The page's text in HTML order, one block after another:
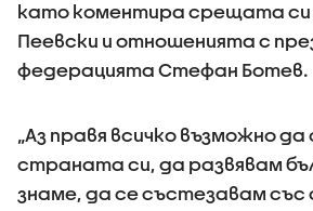
като коментира срещата си
Пеевски и отношенията с
федерацията Стефан Ботев.
„Аз правя всичко възможно
страната си, да развявам
знаме, да се състезавам